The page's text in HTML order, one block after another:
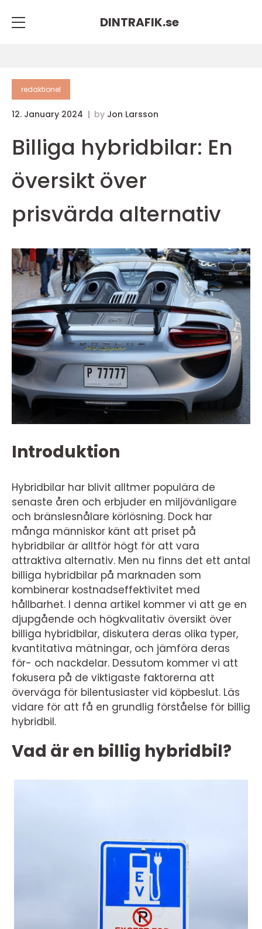
DINTRAFIK.se
redaktionel
12. January 2024 by Jon Larsson
Billiga hybridbilar: En
översikt över
prisvärda alternativ
Introduktion
Hybridbilar har blivit alltmer populära de
senaste åren och erbjuder en miljövänligare
och bränslesnålare körlösning. Dock har
många människor känt att priset på
hybridbilar är alltför högt för att vara
attraktiva alternativ. Men nu finns det ett antal
billiga hybridbilar på marknaden som
kombinerar kostnadseffektivitet med
hållbarhet. I denna artikel kommer vi att ge en
djupgående och högkvalitativ översikt över
billiga hybridbilar, diskutera deras olika typer,
kvantitativa mätningar, och jämföra deras
för- och nackdelar. Dessutom kommer vi att
fokusera på de viktigaste faktorerna att
överväga för bilentusiaster vid köpbeslut. Läs
vidare för att få en grundlig förståelse för billig
hybridbil.
Vad är en billig hybridbil?